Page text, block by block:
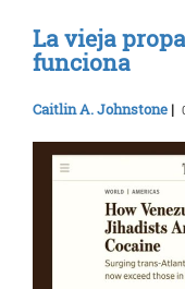
La vieja
funciona
Caitlin A. Johnstone |